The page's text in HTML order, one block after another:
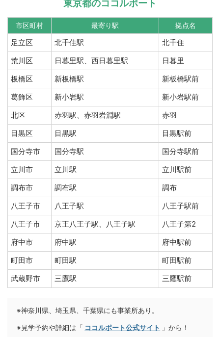
東京都のココルポート
市区町村 最寄り駅 拠点名
足立区 北千住駅
北千住
荒川区
日暮里駅、西日暮里駅
日暮里
板橋区
新板橋駅
新板橋駅前
葛飾区
新小岩駅
新小岩駅前
北区
赤羽駅、赤羽岩淵駅
赤羽
目黒区
目黒駅
目黒駅前
国分寺市
国分寺駅
国分寺駅前
立川市
立川駅
立川駅前
調布市
調布駅
調布
八王子市
八王子駅
八王子駅前
八王子市
京王八王子駅、八王子駅
八王子第2
府中市
府中駅
府中駅前
町田市
町田駅
町田駅前
武蔵野市
三鷹駅 三鷹駅前
※神奈川県、埼玉県、千葉県にも事業所あり。
※見学予約や詳細は「 ココルポート公式サイト 」から！